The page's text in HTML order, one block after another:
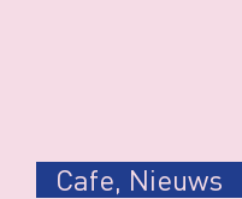
Cafe, Nieuws